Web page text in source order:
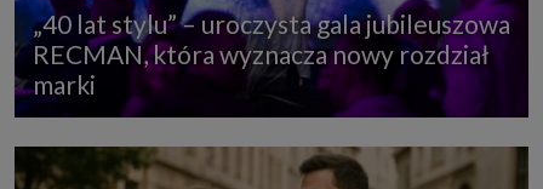
„40 lat stylu” – uroczysta gala jubileuszowa
RECMAN, która wyznacza nowy rozdział
marki